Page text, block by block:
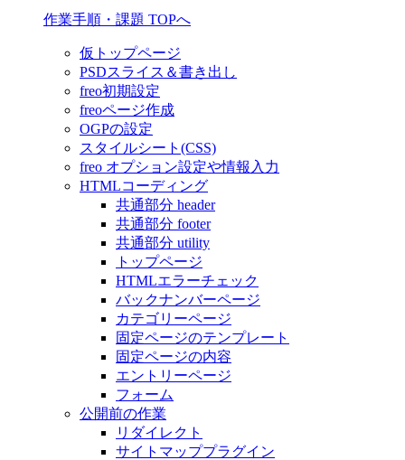
作業手順・課題 TOPへ
仮トップページ
PSDスライス＆書き出し
freo初期設定
freoページ作成
OGPの設定
スタイルシート(CSS)
freo オプション設定や情報入力
HTMLコーディング
共通部分 header
共通部分 footer
共通部分 utility
トップページ
HTMLエラーチェック
バックナンバーページ
カテゴリーページ
固定ページのテンプレート
固定ページの内容
エントリーページ
フォーム
公開前の作業
リダイレクト
サイトマッププラグイン